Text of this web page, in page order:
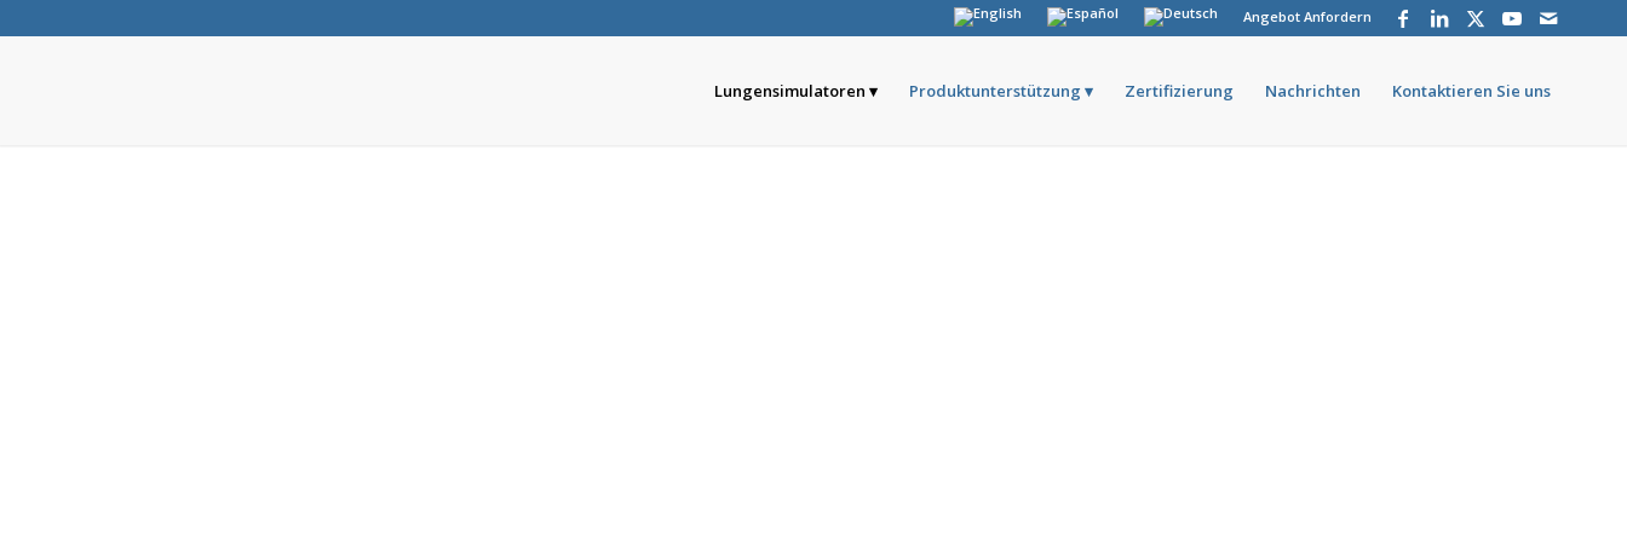
Angebot Anfordern
Lungensimulatoren Produktunterstützung Zertifizierung Nachrichten Kontaktieren Sie uns